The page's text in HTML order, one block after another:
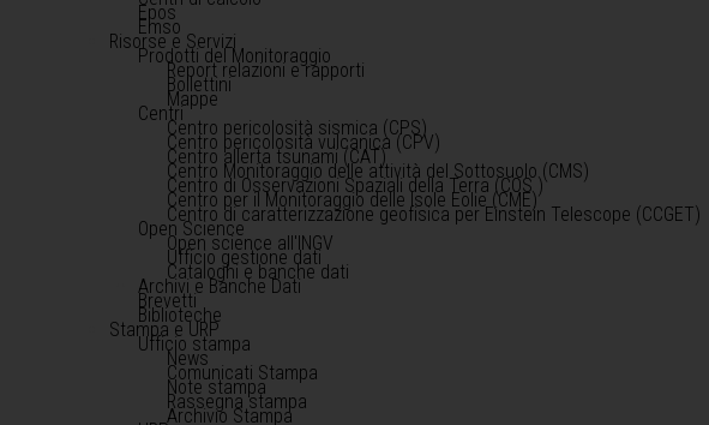
Epos
Emso
Risorse e Servizi
Prodotti del Monitoraggio
Report relazioni e rapporti
Bollettini
Mappe
Centri
Centro pericolosità sismica (CPS)
Centro pericolosità vulcanica (CPV)
Centro allerta tsunami (CAT)
Centro Monitoraggio delle attività del Sottosuolo (CMS)
Centro di Osservazioni Spaziali della Terra (COS )
Centro per il Monitoraggio delle Isole Eolie (CME)
Centro di caratterizzazione geofisica per Einstein Telescope (CCGET)
Open Science
Open science all'INGV
Ufficio gestione dati
Cataloghi e banche dati
Archivi e Banche Dati
Brevetti
Biblioteche
Stampa e URP
Ufficio stampa
News
Comunicati Stampa
Note stampa
Rassegna stampa
Archivio Stampa